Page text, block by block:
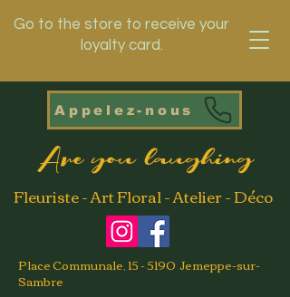
Go to the store to receive your
loyalty card.
Appelez-nous
Are you laughing
Fleuriste - Art Floral - Atelier - Déco
Place Communale, 15 - 5190 Jemeppe-sur-
Sambre